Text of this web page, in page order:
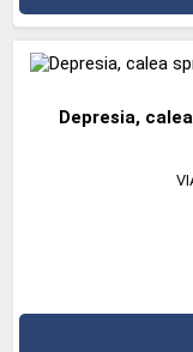
Depresia,